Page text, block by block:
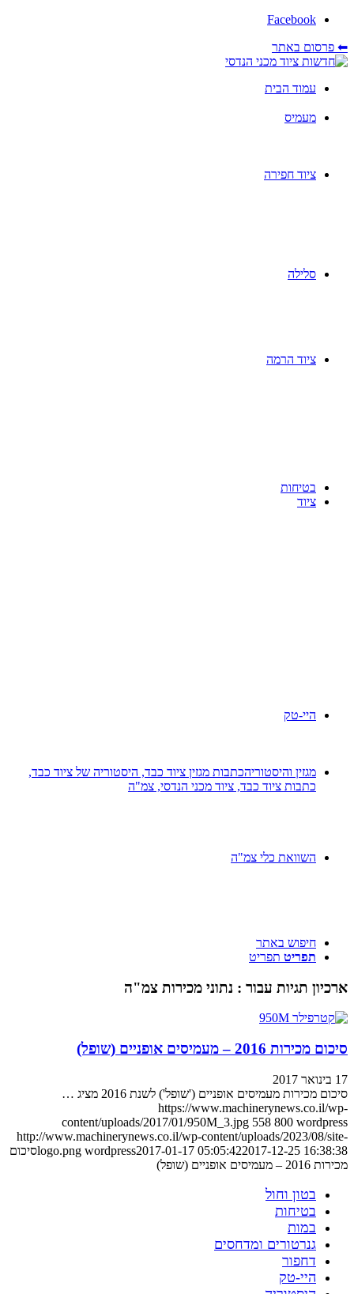
Facebook
⬅ פרסום באתר
עמוד הבית
מעמיס
ציוד חפירה
סלילה
ציוד הרמה
בטיחות
ציוד
היי-טק
מגזין והיסטוריהכתבות מגזין ציוד כבד, היסטוריה של ציוד כבד,
כתבות ציוד כבד, ציוד מכני הנדסי, צמ"ה
השוואת כלי צמ"ה
חיפוש באתר
תפריט תפריט
ארכיון תגיות עבור : נתוני מכירות צמ"ה
סיכום מכירות 2016 – מעמיסים אופניים (שופל)
17 בינואר 2017
סיכום מכירות מעמיסים אופניים ('שופל') לשנת 2016 מציג …
https://www.machinerynews.co.il/wp-
content/uploads/2017/01/950M_3.jpg 558 800 wordpress
http://www.machinerynews.co.il/wp-content/uploads/2023/08/site-
logo.png wordpress2017-01-17 05:05:422017-12-25 16:38:38
סיכום
מכירות 2016 – מעמיסים אופניים (שופל)
בטון וחול
בטיחות
במות
גנרטורים ומדחסים
דחפור
היי-טק